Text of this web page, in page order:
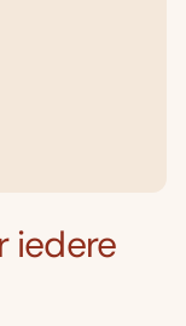
iedere